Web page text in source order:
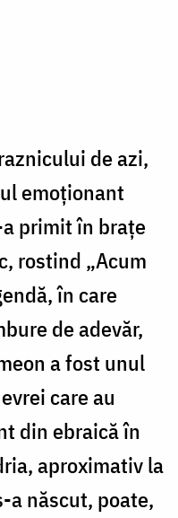
de azi,
emoţionant
primit în braţe
rostind „Acum
în care
de adevăr,
a fost unul
care au
din ebraică în
aproximativ la
a născut, poate,